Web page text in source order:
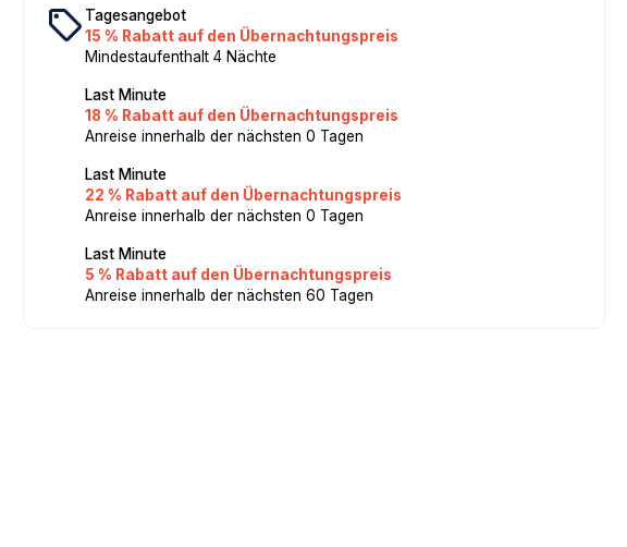
local_offerTagesangebot
15 % Rabatt auf den Übernachtungspreis
Mindestaufenthalt 4 Nächte
Last Minute
18 % Rabatt auf den Übernachtungspreis
Anreise innerhalb der nächsten 0 Tagen
Last Minute
22 % Rabatt auf den Übernachtungspreis
Anreise innerhalb der nächsten 0 Tagen
Last Minute
5 % Rabatt auf den Übernachtungspreis
Anreise innerhalb der nächsten 60 Tagen